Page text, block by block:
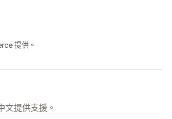
提供。
文提供支援。